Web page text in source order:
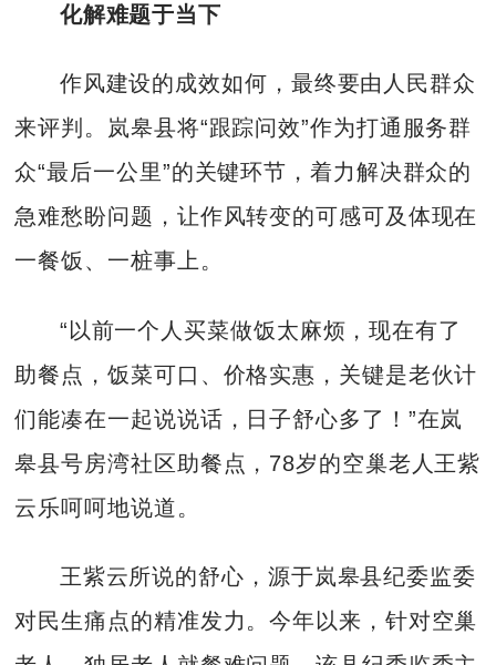
化解难题于当下
作风建设的成效如何，最终要由人民群众
来评判。岚皋县将“跟踪问效”作为打通服务群
众“最后一公里”的关键环节，着力解决群众的
急难愁盼问题，让作风转变的可感可及体现在
一餐饭、一桩事上。
“以前一个人买菜做饭太麻烦，现在有了
助餐点，饭菜可口、价格实惠，关键是老伙计
们能凑在一起说说话，日子舒心多了！”在岚
皋县号房湾社区助餐点，78岁的空巢老人王紫
云乐呵呵地说道。
王紫云所说的舒心，源于岚皋县纪委监委
对民生痛点的精准发力。今年以来，针对空巢